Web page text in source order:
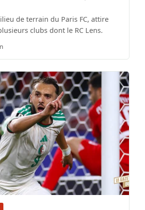
de terrain du Paris FC, attire
clubs dont le RC Lens.